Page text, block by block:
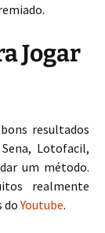
Jogar
resultados
Lotofacil,
um método.
realmente
doYoutube.